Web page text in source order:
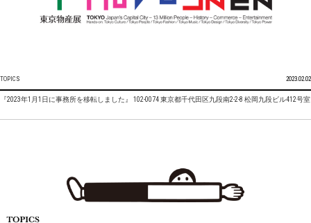
TOPICS 2023.02.02
『2023年1月1日に事務所を移転しました』 102-0074 東京都千代田区九段南2-2-8 松岡九段ビル412号室